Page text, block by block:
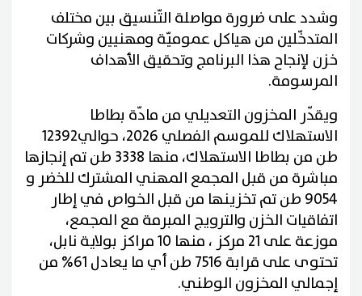
وشدد على ضرورة مواصلة التّنسيق بين مختلف
المتدخّلين من هياكل عموميّة ومهنيين وشركات
خزن لإنجاح هذا البرنامج وتحقيق الأهداف
المرسومة.
ويقدّر المخزون التعديلي من مادّة بطاطا
الاستهلاك للموسم الفصلي 2026، حوالي12392
طن من بطاطا الاستهلاك، منها 3338 طن تم إنجازها
مباشرة من قبل المجمع المهني المشترك للخضر و
9054 طن تم تخزينها من قبل الخواص في إطار
اتفاقيات الخزن والترويج المبرمة مع المجمع،
موزعة على 21 مركز ، منها 10 مراكز بولاية نابل،
تحتوى على قرابة 7516 طن أي ما يعادل 61% من
إجمالي المخزون الوطني.